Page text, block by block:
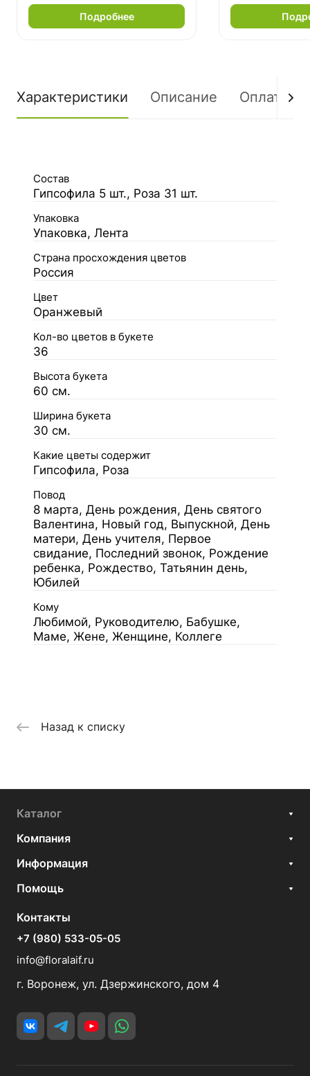
Подробнее
Характеристики Описание Оплата
Состав
Гипсофила 5 шт., Роза 31 шт.
Упаковка
Упаковка, Лента
Страна просхождения цветов
Россия
Цвет
Оранжевый
Кол-во цветов в букете
36
Высота букета
60 см.
Ширина букета
30 см.
Какие цветы содержит
Гипсофила, Роза
Повод
8 марта, День рождения, День святого
Валентина, Новый год, Выпускной, День
матери, День учителя, Первое
свидание, Последний звонок, Рождение
ребенка, Рождество, Татьянин день,
Юбилей
Кому
Любимой, Руководителю, Бабушке,
Маме, Жене, Женщине, Коллеге
Назад к списку
Каталог
Компания
Информация
Помощь
Контакты
+7 (980) 533-05-05
info@floralaif.ru
г. Воронеж, ул. Дзержинского, дом 4